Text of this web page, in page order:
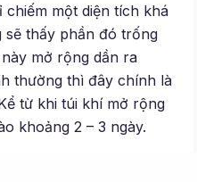
một diện tích khá
thấy phần đó trống
mở rộng dần ra
thường thì đây chính là
từ khi túi khí mở rộng
khoảng 2 – 3 ngày.